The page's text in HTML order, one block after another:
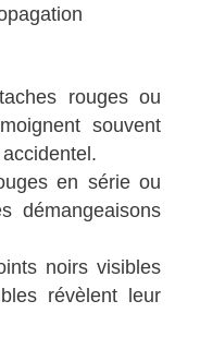
rouges ou
souvent
en série ou
démangeaisons
noirs visibles
révèlent leur